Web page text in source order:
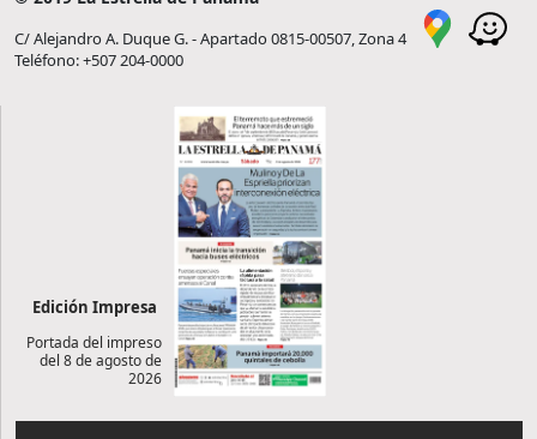
C/ Alejandro A. Duque G. - Apartado 0815-00507, Zona 4
Teléfono: +507 204-0000
Edición Impresa
Portada del impreso
del 8 de agosto de
2026